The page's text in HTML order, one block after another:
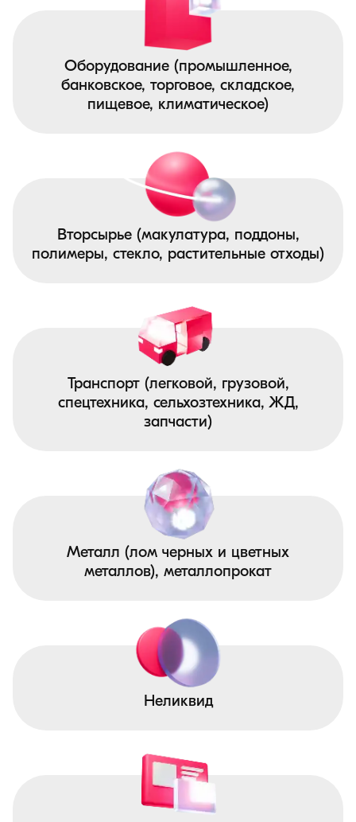
Оборудование (промышленное,
банковское, торговое, складское,
пищевое, климатическое)
Вторсырье (макулатура, поддоны,
полимеры, стекло, растительные отходы)
Транспорт (легковой, грузовой,
спецтехника, сельхозтехника, ЖД,
запчасти)
Металл (лом черных и цветных
металлов), металлопрокат
Неликвид